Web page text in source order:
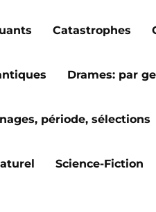
Catastrophes
Drames: par
période, sélections
Science-Fiction